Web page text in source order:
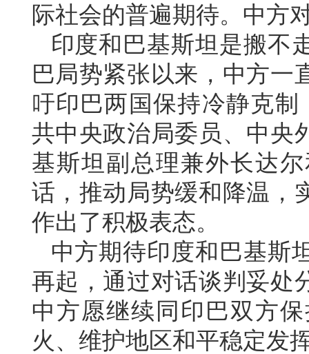
际社会的普遍期待。中方
印度和巴基斯坦是搬不
巴局势紧张以来，中方一
吁印巴两国保持冷静克
共中央政治局委员、中央
基斯坦副总理兼外长达
话，推动局势缓和降温，
作出了积极表态。
中方期待印度和巴基斯
再起，通过对话谈判妥处
中方愿继续同印巴双方
火、维护地区和平稳定发